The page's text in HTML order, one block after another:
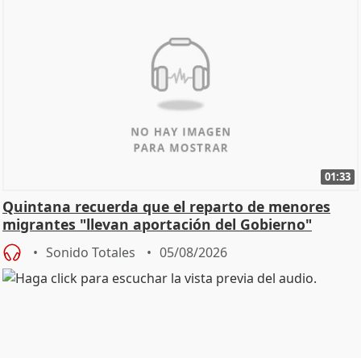
01:33
Quintana recuerda que el reparto de menores
migrantes "llevan aportación del Gobierno"
central
Sonido Totales 05/08/2026